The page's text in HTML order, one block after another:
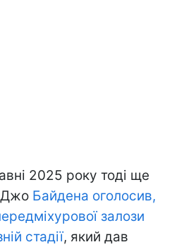
2025 року тоді ще
Джо Байдена оголосив,
залози
стадії, який дав